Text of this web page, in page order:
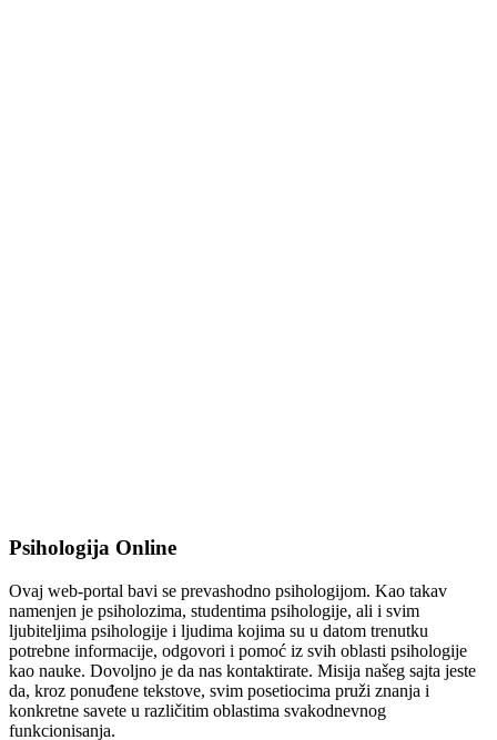
Psihologija Online
Ovaj web-portal bavi se prevashodno psihologijom. Kao takav
namenjen je psiholozima, studentima psihologije, ali i svim
ljubiteljima psihologije i ljudima kojima su u datom trenutku
potrebne informacije, odgovori i pomoć iz svih oblasti psihologije
kao nauke. Dovoljno je da nas kontaktirate. Misija našeg sajta jeste
da, kroz ponuđene tekstove, svim posetiocima pruži znanja i
konkretne savete u različitim oblastima svakodnevnog
funkcionisanja.